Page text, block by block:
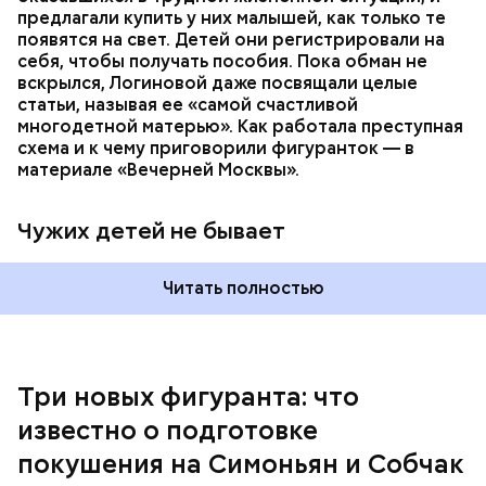
предлагали купить у них малышей, как только те
появятся на свет. Детей они регистрировали на
себя, чтобы получать пособия. Пока обман не
вскрылся, Логиновой даже посвящали целые
статьи, называя ее «самой счастливой
многодетной матерью». Как работала преступная
схема и к чему приговорили фигуранток — в
материале «Вечерней Москвы».
Чужих детей не бывает
Читать полностью
Три новых фигуранта: что
известно о подготовке
покушения на Симоньян и Собчак
Курировала действия неонацистов и
При поимке преступников у них были изъяты:
автомат Калашникова, 90 патронов к нему, ножи,
кастеты, резиновые дубинки, наручники, шевроны
и флаги с нацистской символикой, нацистская
литература, а также средства связи и компьютеры.
В средствах связи ФСБ нашли подтверждение
«Параграфа-88».